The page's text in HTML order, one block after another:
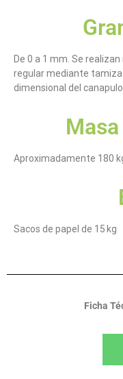
De 0 a 1 mm. Se
regular mediante
dimensional del
Aproximadamente 180
Sacos de papel de 15 kg
Ficha